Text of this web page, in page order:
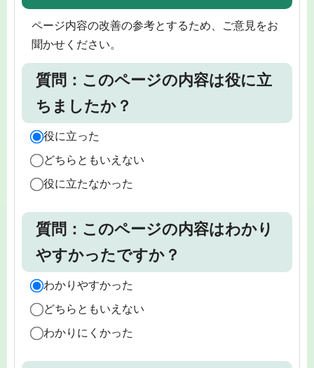
ページ内容の改善の参考とするため、ご意見をお
聞かせください。
質問：このページの内容は役に立
ちましたか？
役に立った
どちらともいえない
役に立たなかった
質問：このページの内容はわかり
やすかったですか？
わかりやすかった
どちらともいえない
わかりにくかった